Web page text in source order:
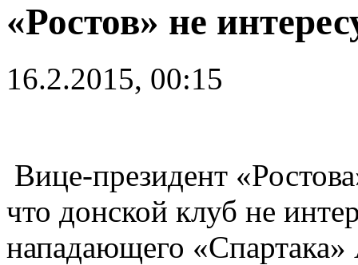
«Ростов» не
16.2.2015, 00:15
Вице-президент
что донской клуб не
нападающего